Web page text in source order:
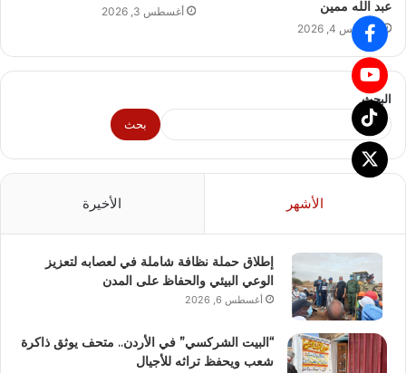
عبد الله ممين
أغسطس 4, 2026
أغسطس 3, 2026
البحث
بحث
الأشهر الأخيرة
إطلاق حملة نظافة شاملة في لعصابه لتعزيز
الوعي البيئي والحفاظ على المدن
أغسطس 6, 2026
“البيت الشركسي” في الأردن.. متحف يوثق ذاكرة
شعب ويحفظ تراثه للأجيال